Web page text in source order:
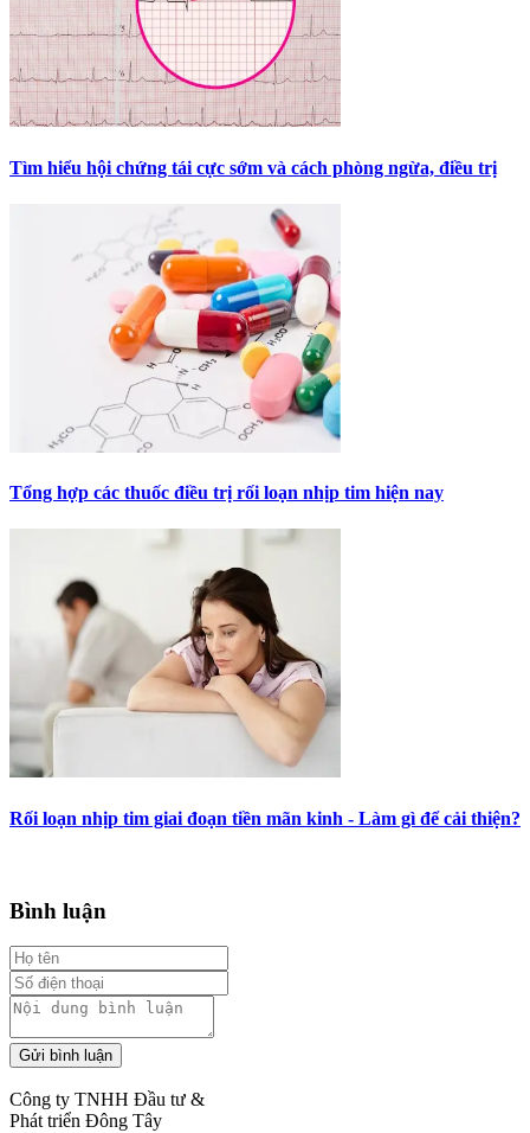
Tìm hiểu hội chứng tái cực sớm và cách phòng ngừa, điều trị
Tổng hợp các thuốc điều trị rối loạn nhịp tim hiện nay
Rối loạn nhịp tim giai đoạn tiền mãn kinh - Làm gì để cải thiện?
Bình luận
Gửi bình luận
Công ty TNHH Đầu tư &
Phát triển Đông Tây